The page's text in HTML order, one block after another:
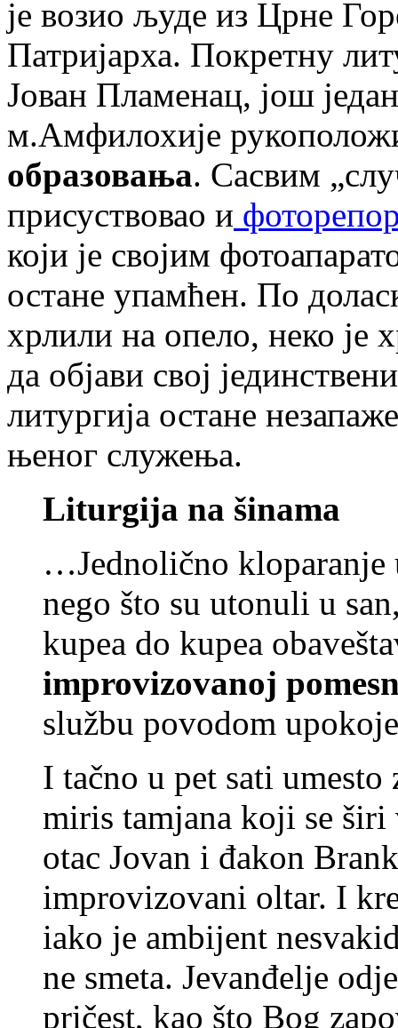
је возио људе из Црне
Патријарха. Покретну
Јован Пламенац, још
м.Амфилохије
образовања. Сасвим
присуствовао и
који је својим
остане упамћен. По
хрлили на опело, неко је
да објави свој
литургија остане
њеног служења.
Liturgija na šinama
…Jednolično kloparanje
nego što su utonuli u
kupea do kupea
improvizovanoj
službu povodom
I tačno u pet sati
miris tamjana koji se
otac Jovan i đakon
improvizovani oltar. I
iako je ambijent
ne smeta. Jevanđelje
pričest, kao što Bog